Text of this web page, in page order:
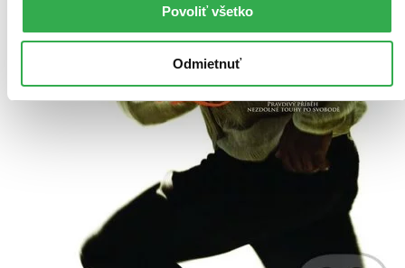
Povoliť všetko
Odmietnuť